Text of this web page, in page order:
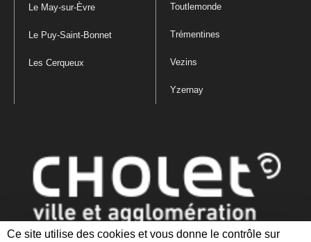
Ce site utilise des cookies et vous donne le contrôle sur
Le May-sur-Èvre
Le Puy-Saint-Bonnet
Les Cerqueux
Toutlemonde
Trémentines
Vezins
Yzernay